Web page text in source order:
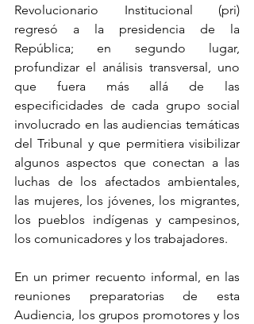
Revolucionario Institucional (pri)
regresó a la presidencia de la
República; en segundo lugar,
profundizar el análisis transversal, uno
que fuera más allá de las
especificidades de cada grupo social
involucrado en las audiencias temáticas
del Tribunal y que permitiera visibilizar
algunos aspectos que conectan a las
luchas de los afectados ambientales,
las mujeres, los jóvenes, los migrantes,
los pueblos indígenas y campesinos,
los comunicadores y los trabajadores.
En un primer recuento informal, en las
reuniones preparatorias de esta
Audiencia, los grupos promotores y los